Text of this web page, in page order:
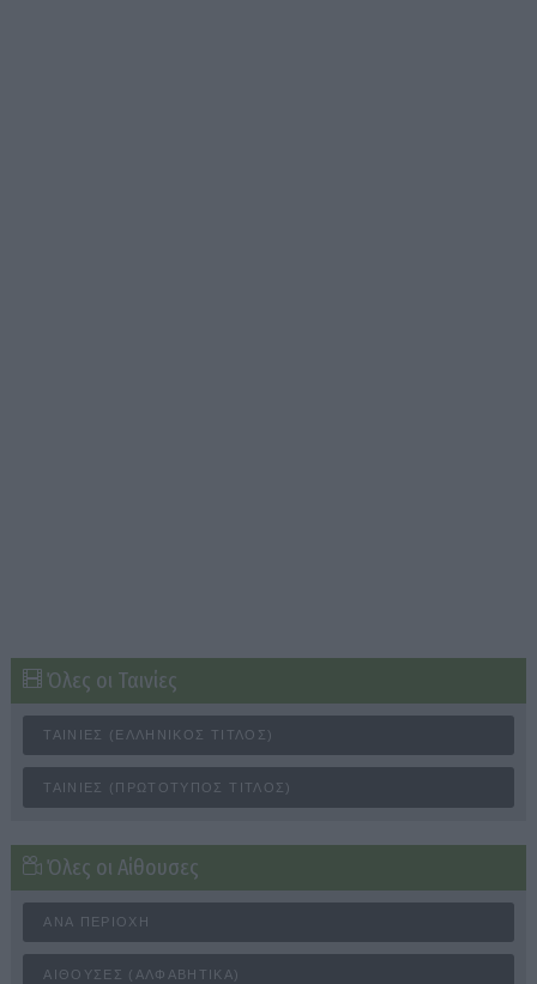
Όλες οι Ταινίες
ΤΑΙΝΊΕΣ (ΕΛΛΗΝΙΚΌΣ ΤΊΤΛΟΣ)
ΤΑΙΝΊΕΣ (ΠΡΩΤΌΤΥΠΟΣ ΤΊΤΛΟΣ)
Όλες οι Αίθουσες
ΑΝΆ ΠΕΡΙΟΧΉ
ΑΊΘΟΥΣΕΣ (ΑΛΦΑΒΗΤΙΚΆ)